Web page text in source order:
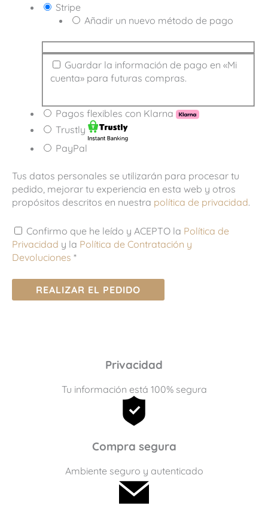
Stripe
Añadir un nuevo método de pago
Guardar la información de pago en «Mi
cuenta» para futuras compras.
Pagos flexibles con Klarna
Trustly
PayPal
Tus datos personales se utilizarán para procesar tu
pedido, mejorar tu experiencia en esta web y otros
propósitos descritos en nuestra política de privacidad.
Confirmo que he leído y ACEPTO la Política de
Privacidad y la Política de Contratación y
Devoluciones *
REALIZAR EL PEDIDO
Privacidad
Tu información está 100% segura
Compra segura
Ambiente seguro y autenticado